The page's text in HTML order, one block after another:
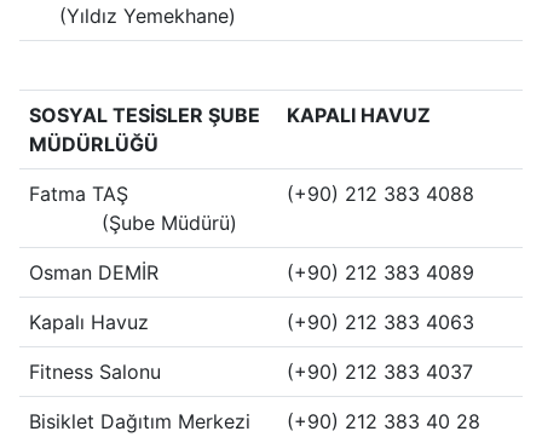
(Yıldız Yemekhane)
SOSYAL TESİSLER ŞUBE
MÜDÜRLÜĞÜ
KAPALI HAVUZ
Fatma TAŞ
(Şube Müdürü)
(+90) 212 383 4088
Osman DEMİR (+90) 212 383 4089
Kapalı Havuz (+90) 212 383 4063
Fitness Salonu (+90) 212 383 4037
Bisiklet Dağıtım Merkezi (+90) 212 383 40 28